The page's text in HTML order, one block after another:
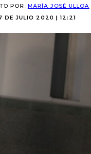
POR: MARÍA JOSÉ ULLOA
DE JULIO 2020 | 12:21